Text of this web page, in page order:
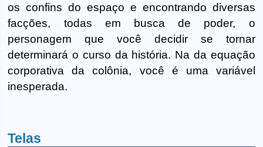
os confins do espaço e encontrando diversas
facções, todas em busca de poder, o
personagem que você decidir se tornar
determinará o curso da história. Na da equação
corporativa da colônia, você é uma variável
inesperada.
Telas